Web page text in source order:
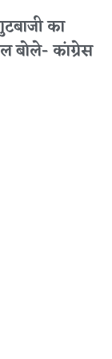
का
बोले- कांग्रेस